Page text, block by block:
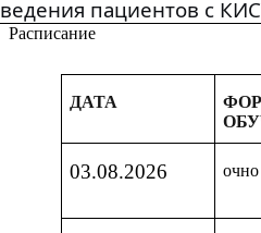
ведения пациентов с
Расписание
ДАТА
03.08.2026 очно